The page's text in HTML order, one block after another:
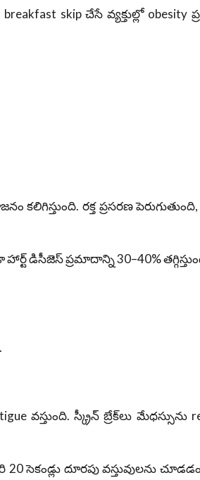
skip చేసే వ్యక్తుల్లో obesity
రక్త ప్రసరణ
డిసీజెస్ ప్రమాదాన్ని 30–40%
వస్తుంది. స్క్రీన్ బ్రేక్‌లు మేధస్సును
సెకండ్లు దూరపు వస్తువులను చూడడం